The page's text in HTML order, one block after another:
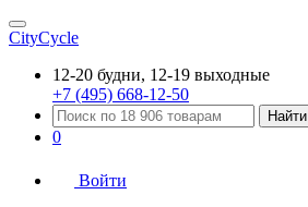
CityCycle
12-20 будни, 12-19 выходные
+7 (495) 668-12-50
Найти
0
Войти